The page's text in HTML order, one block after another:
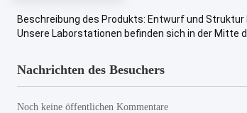
Beschreibung des Produkts: Entwurf und
Unsere Laborstationen befinden sich in der Mitte
Nachrichten des Besuchers
Noch keine öffentlichen Kommentare